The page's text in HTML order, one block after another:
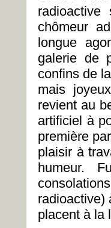
radioactive
chômeur
longue
galerie de
confins de
mais
revient au
artificiel à
première
plaisir à
humeur.
radioactive)
placent à la